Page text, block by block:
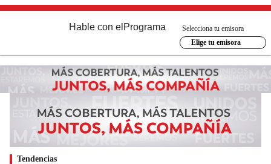
Hable con el Programa
Selecciona tu emisora
Elige tu emisora
Tendencias